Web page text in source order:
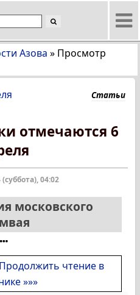
Азова » Просмотр
Статьи
отмечаются 6
04:02
московского
Продолжить чтение в
»»»